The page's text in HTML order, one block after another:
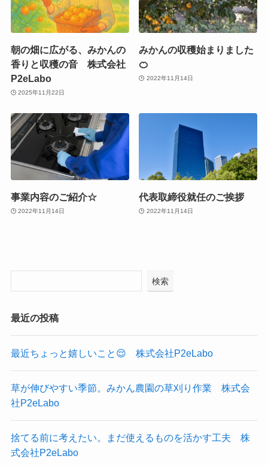
朝の畑に広がる、みかんの
香りと収穫の音 株式会社
P2eLabo
2025年11月22日
みかんの収穫始まりました
🍊
2022年11月14日
事業内容のご紹介☆
2022年11月14日
代表取締役就任のご挨拶
2022年11月14日
検索
最近の投稿
最近ちょっと嬉しいこと😌 株式会社P2eLabo
草が伸びやすい季節。みかん農園の草刈り作業 株式会
社P2eLabo
捨てる前に考えたい。まだ使えるものを活かす工夫 株
式会社P2eLabo